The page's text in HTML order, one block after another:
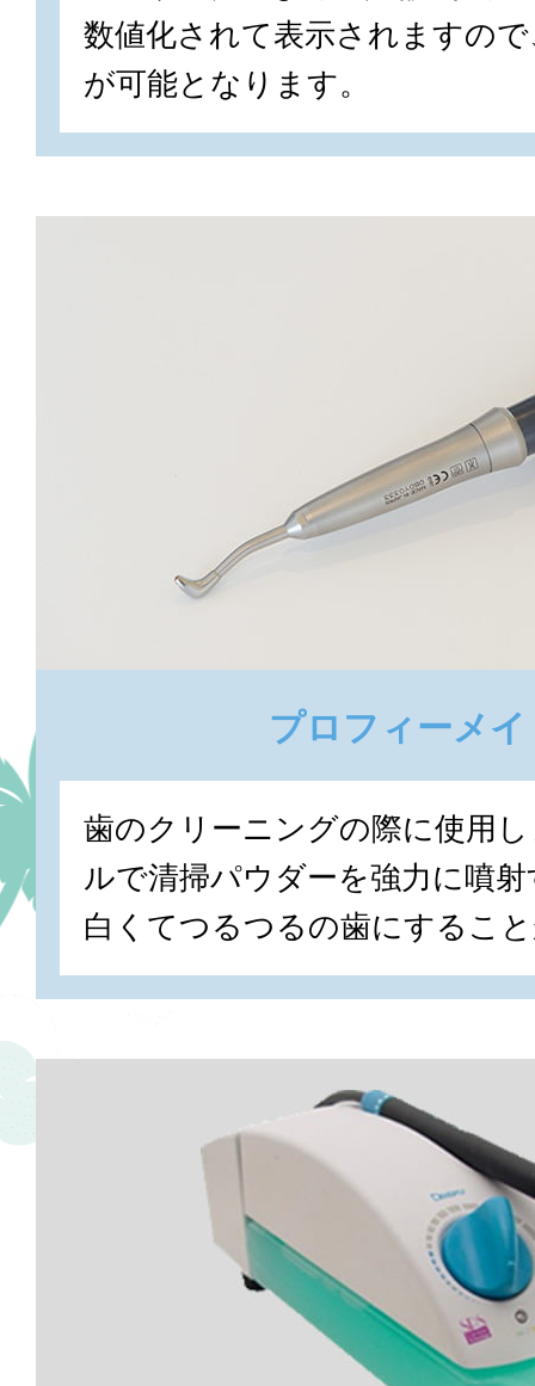
数値化されて表示されますの
が可能となります。
プロフィーメ
歯のクリーニングの際に使用
ルで清掃パウダーを強力に噴
白くてつるつるの歯にするこ